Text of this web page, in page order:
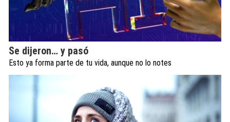
Se dijeron… y pasó
Esto ya forma parte de tu vida, aunque no lo notes